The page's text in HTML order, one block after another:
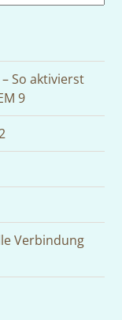
So aktivierst
9
Verbindung